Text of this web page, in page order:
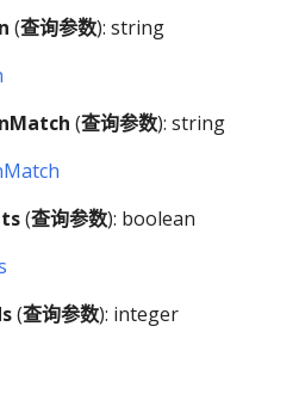
(查询参数): string
(查询参数): string
(查询参数): boolean
(查询参数): integer